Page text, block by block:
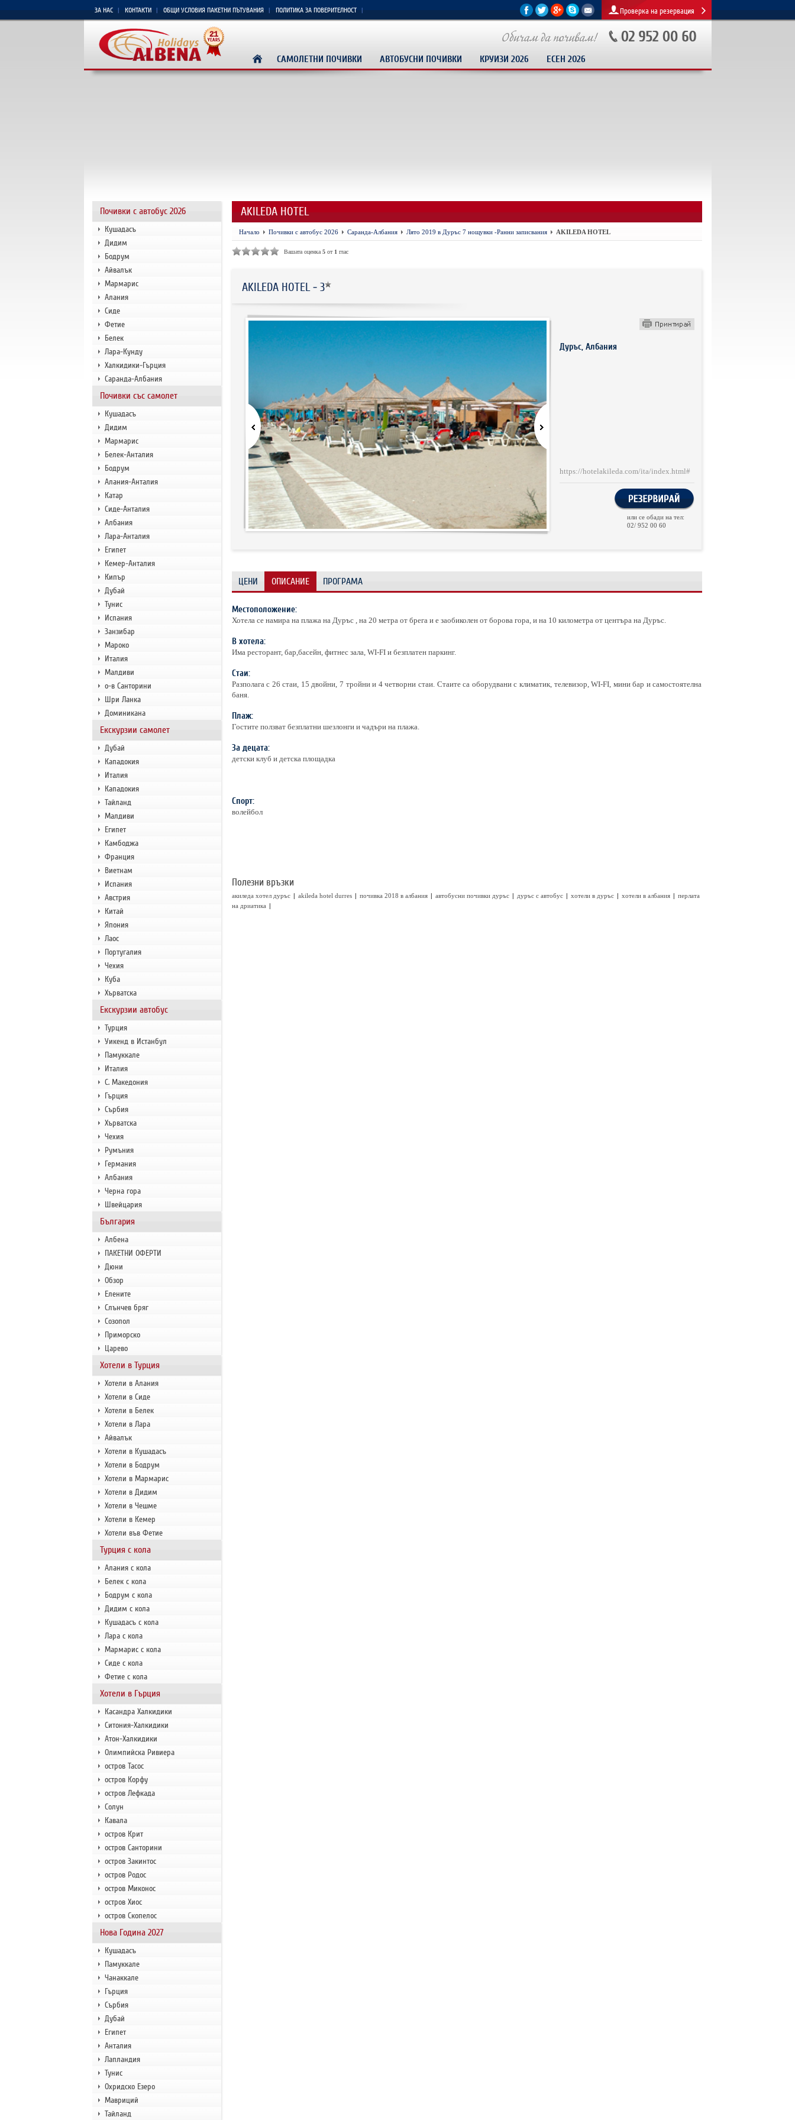
ЗА НАС КОНТАКТИ ОБЩИ УСЛОВИЯ ПАКЕТНИ ПЪТУВАНИЯ ПОЛИТИКА ЗА ПОВЕРИТЕЛНОСТ Проверка на резервация
САМОЛЕТНИ ПОЧИВКИ АВТОБУСНИ ПОЧИВКИ КРУИЗИ 2026 ЕСЕН 2026
Почивки с автобус 2026
Кушадасъ
Дидим
Бодрум
Айвалък
Мармарис
Алания
Сиде
Фетие
Белек
Лара-Кунду
Халкидики-Гърция
Саранда-Албания
Почивки със самолет
Кушадасъ
Дидим
Мармарис
Белек-Анталия
Бодрум
Алания-Анталия
Катар
Сиде-Анталия
Албания
Лара-Анталия
Египет
Кемер-Анталия
Кипър
Дубай
Тунис
Испания
Занзибар
Мароко
Италия
Малдиви
о-в Санторини
Шри Ланка
Доминикана
Екскурзии самолет
Дубай
Кападокия
Италия
Кападокия
Тайланд
Малдиви
Египет
Камбоджа
Франция
Виетнам
Испания
Австрия
Китай
Япония
Лаос
Португалия
Чехия
Куба
Хърватска
Екскурзии автобус
Турция
Уикенд в Истанбул
Памуккале
Италия
С. Македония
Гърция
Сърбия
Хърватска
Чехия
Румъния
Германия
Албания
Черна гора
Швейцария
България
Албена
ПАКЕТНИ ОФЕРТИ
Дюни
Обзор
Елените
Слънчев бряг
Созопол
Приморско
Царево
Хотели в Турция
Хотели в Алания
Хотели в Сиде
Хотели в Белек
Хотели в Лара
Айвалък
Хотели в Кушадасъ
Хотели в Бодрум
Хотели в Мармарис
Хотели в Дидим
Хотели в Чешме
Хотели в Кемер
Хотели във Фетие
Турция с кола
Алания с кола
Белек с кола
Бодрум с кола
Дидим с кола
Кушадасъ с кола
Лара с кола
Мармарис с кола
Сиде с кола
Фетие с кола
Хотели в Гърция
Касандра Халкидики
Ситония-Халкидики
Атон-Халкидики
Олимпийска Ривиера
остров Тасос
остров Корфу
остров Лефкада
Солун
Кавала
остров Крит
остров Санторини
остров Закинтос
остров Родос
остров Миконос
остров Хиос
остров Скопелос
Нова Година 2027
Кушадасъ
Памуккале
Чанаккале
Гърция
Сърбия
Дубай
Египет
Анталия
Лапландия
Тунис
Охридско Езеро
Мавриций
Тайланд
AKILEDA HOTEL
Начало Почивки с автобус 2026 Саранда-Албания Лято 2019 в Дуръс 7 нощувки -Ранни записвания AKILEDA HOTEL
Вашата оценка 5от 1 глас
AKILEDA HOTEL - 3
Дуръс, Албания
https://hotelakileda.com/ita/index.html#
или се обади на тел:
02/ 952 00 60
ЦЕНИ ОПИСАНИЕ ПРОГРАМА
Местоположение:
Хотела се намира на плажа на Дуръс , на 20 метра от брега и е заобиколен от борова гора, и на 10 километра от центъра на Дуръс.
В хотела:
Има ресторант, бар,басейн, фитнес зала, WI-FI и безплатен паркинг.
Стаи:
Разполага с 26 стаи, 15 двойни, 7 тройни и 4 четворни стаи. Стаите са оборудвани с климатик, телевизор, WI-FI, мини бар и самостоятелна
баня.
Плаж:
Гостите ползват безплатни шезлонги и чадъри на плажа.
За децата:
детски клуб и детска площадка
Спорт:
волейбол
Полезни връзки
акиледа хотел дуръс | akileda hotel durres | почивка 2018 в албания | автобусни почивки дуръс | дуръс с автобус | хотели в дуръс | хотели в албания | перлата
на дриатика |